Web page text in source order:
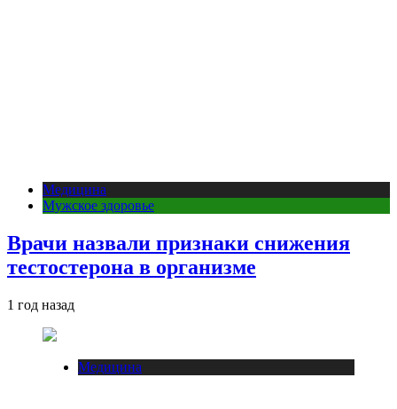
Медицина
Мужское здоровье
Врачи назвали признаки снижения
тестостерона в организме
1 год назад
Медицина